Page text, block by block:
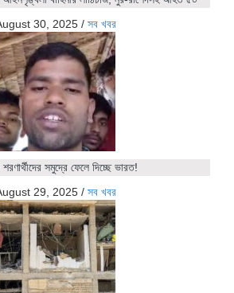
30, 2025 / সব খবর
শরণার্থীদের সমুদ্রে ফেলে দিচ্ছে ভারত!
29, 2025 / সব খবর